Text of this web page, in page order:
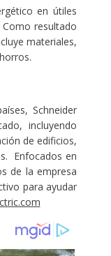
en útiles
resultado
materiales,
Schneider
incluyendo
de edificios,
Enfocados en
de la empresa
para ayudar